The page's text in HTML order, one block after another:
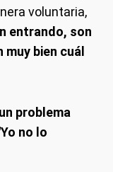
voluntaria,
entrando, son
bien cuál
problema
no lo